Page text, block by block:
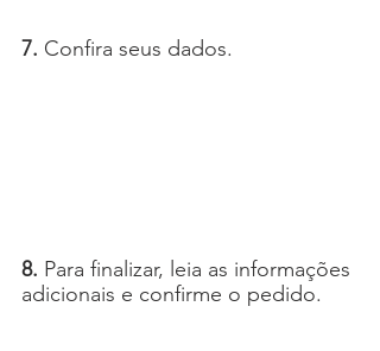
7. Confira seus dados.
8. Para finalizar, leia as informações
adicionais e confirme o pedido.